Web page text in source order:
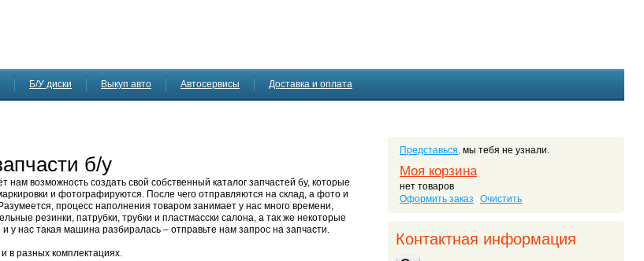
Б/У диски Выкуп авто Автосервисы Доставка и оплата
Представься, мы тебя не узнали.
Моя корзина
нет товаров
Оформить заказ
Очистить
Контактная информация
б/у
нам возможность создать свой собственный каталог запчастей бу, которые
и фотографируются. После чего отправляются на склад, а фото и
процесс наполнения товаром занимает у нас много времени,
резинки, патрубки, трубки и пластмасски салона, а так же некоторые
у нас такая машина разбиралась – отправьте нам запрос на запчасти.
в разных комплектациях.